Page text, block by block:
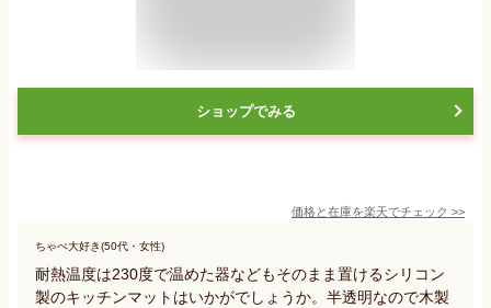
ショップでみる
価格と在庫を楽天でチェック >>
ちゃぺ大好き(50代・女性)
耐熱温度は230度で温めた器などもそのまま置けるシリコン
製のキッチンマットはいかがでしょうか。半透明なので木製